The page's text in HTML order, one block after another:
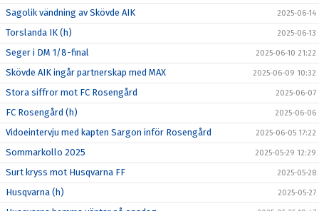
Sagolik vändning av Skövde AIK 2025-06-14
Torslanda IK (h) 2025-06-13
Seger i DM 1/8-final 2025-06-10 21:22
Skövde AIK ingår partnerskap med MAX 2025-06-09 10:32
Stora siffror mot FC Rosengård 2025-06-07
FC Rosengård (h) 2025-06-06
Vidoeintervju med kapten Sargon inför Rosengård 2025-06-05 17:22
Sommarkollo 2025 2025-05-29 12:29
Surt kryss mot Husqvarna FF 2025-05-28
Husqvarna (h) 2025-05-27